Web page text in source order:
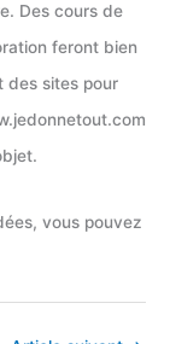
Des cours de
feront bien
des sites pour
vous pouvez